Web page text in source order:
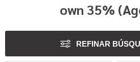
own 35%
REFINAR